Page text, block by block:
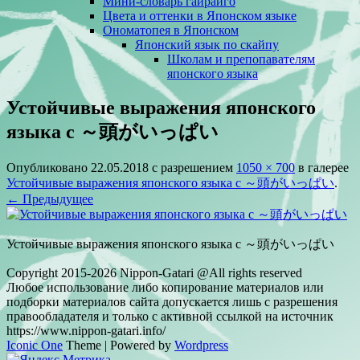
Цвета и оттенки в Японском языке
Ономатопея в Японском
Японский язык по скайпу
Школам и препопавателям
японского языка
Устойчивые выражения японского
языка с ～頭がいっぱい
Опубликовано 22.05.2018 с разрешением 1050 × 700 в галерее
Устойчивые выражения японского языка с ～頭がいっぱい.
← Предыдущее
Устойчивые выражения японского языка с ～頭がいっぱい
Copyright 2015-2026 Nippon-Gatari @All rights reserved
Любое использование либо копирование материалов или
подборки материалов сайта допускается лишь с разрешения
правообладателя и только с активной ссылкой на источник
https://www.nippon-gatari.info/
Iconic One Theme | Powered by Wordpress